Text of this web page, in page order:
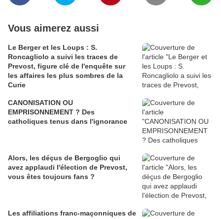
Vous aimerez aussi
Le Berger et les Loups : S.
Roncagliolo a suivi les traces de
Prevost, figure clé de l'enquête sur
les affaires les plus sombres de la
Curie
CANONISATION OU
EMPRISONNEMENT ? Des
catholiques tenus dans l'ignorance
Alors, les déçus de Bergoglio qui
avez applaudi l'élection de Prevost,
vous êtes toujours fans ?
Les affiliations franc-maçonniques de